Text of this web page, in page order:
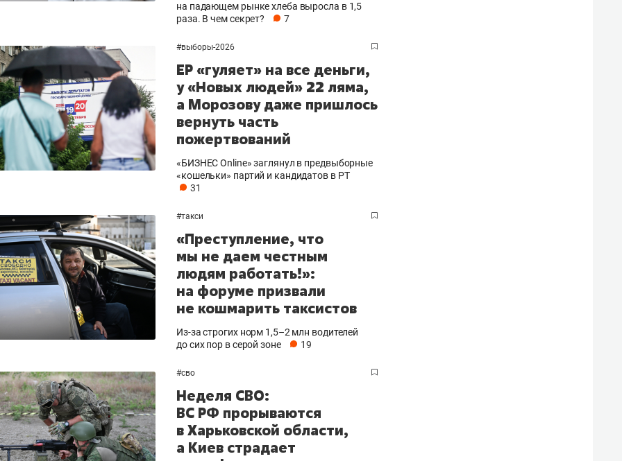
Площадка
«Урам»
фестиваль «Великий Болгар»
пройдет 8-9 августа в Болгаре
берега» пройдет в Чистополе
на падающем рынке хлеба выросла в 1,5
раза. В чем секрет?
7
#выборы-2026
ЕР «гуляет» на все деньги,
у «Новых людей» 22 ляма,
а Морозову даже пришлось
вернуть часть
пожертвований
«БИЗНЕС Online» заглянул в предвыборные
«кошельки» партий и кандидатов в РТ
31
#такси
«Преступление, что
мы не даем честным
людям работать!»:
на форуме призвали
не кошмарить таксистов
Из-за строгих норм 1,5–2 млн водителей
до сих пор в серой зоне
19
#сво
Неделя СВО:
ВС РФ прорываются
в Харьковской области,
а Киев страдает